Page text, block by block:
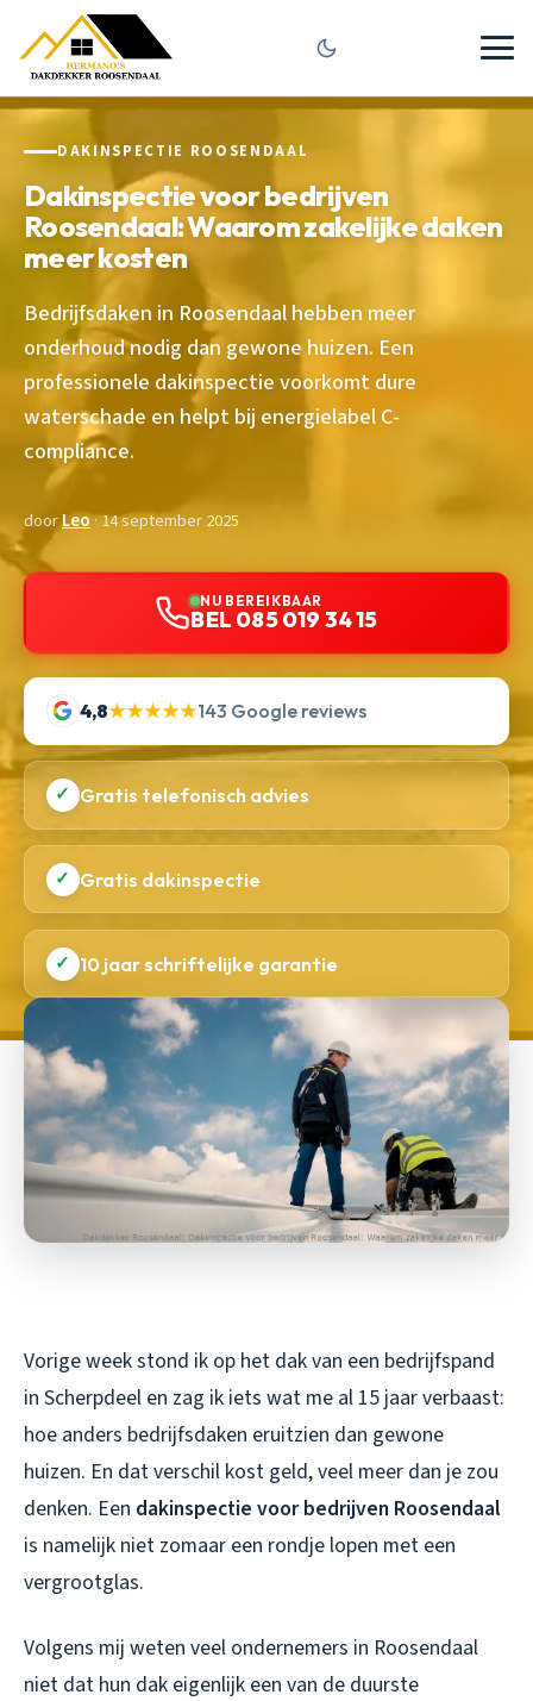
DAKINSPECTIE ROOSENDAAL
Dakinspectie voor bedrijven
Roosendaal: Waarom zakelijke daken
meer kosten
Bedrijfsdaken in Roosendaal hebben meer
onderhoud nodig dan gewone huizen. Een
professionele dakinspectie voorkomt dure
waterschade en helpt bij energielabel C-
compliance.
doorLeo· 14 september 2025
NU BEREIKBAAR
BEL 085 019 34 15
4,8★★★★★143 Google reviews
✓ Gratis telefonisch advies
✓ Gratis dakinspectie
✓ 10 jaar schriftelijke garantie
Vorige week stond ik op het dak van een bedrijfspand
in Scherpdeel en zag ik iets wat me al 15 jaar verbaast:
hoe anders bedrijfsdaken eruitzien dan gewone
huizen. En dat verschil kost geld, veel meer dan je zou
denken. Een dakinspectie voor bedrijven Roosendaal
is namelijk niet zomaar een rondje lopen met een
vergrootglas.
Volgens mij weten veel ondernemers in Roosendaal
niet dat hun dak eigenlijk een van de duurste